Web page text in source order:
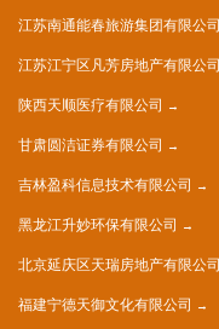
江苏南通能春旅游集团有限公司
江苏江宁区凡芳房地产有限公司
陕西天顺医疗有限公司
甘肃圆洁证券有限公司
吉林盈科信息技术有限公司
黑龙江升妙环保有限公司
北京延庆区天瑞房地产有限公司
福建宁德天御文化有限公司